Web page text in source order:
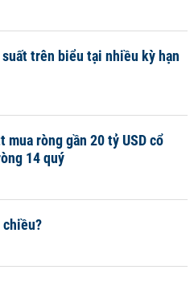
trên biểu tại nhiều kỳ hạn
mua ròng gần 20 tỷ USD cổ
14 quý
chiều?